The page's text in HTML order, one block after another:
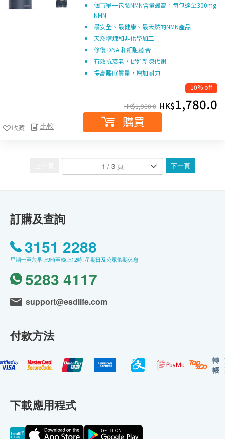
比較
收藏
個市單一包裝NMN含量最高，每包達至300mg
NMN
最安全、最健康、最天然的NMN產品
天然精煉和非化學加工
修復 DNA 和細胞癒合
有效抗衰老，促進新陳代謝
提高睡眠質量，增加耐力
10% off
HK$1,980.0 HK$1,780.0
購買
下一頁
訂購及查詢
3151 2288
星期一至六早上9時至晚上12時; 星期日及公眾假期休息
5283 4117
support@esdlife.com
付款方法
轉
帳
下載應用程式